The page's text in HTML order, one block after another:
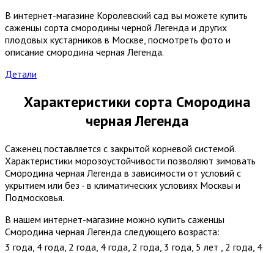
В интернет-магазине Королевский сад вы можете купить
саженцы сорта смородины черной Легенда и других
плодовых кустарников в Москве, посмотреть фото и
описание смородина черная Легенда.
Детали
Характеристики сорта Смородина
черная Легенда
Саженец поставляется с закрытой корневой системой.
Характеристики морозоустойчивости позволяют зимовать
Смородина черная Легенда в зависимости от условий с
укрытием или без - в климатических условиях Москвы и
Подмосковья.
В нашем интернет-магазине можно купить саженцы
Смородина черная Легенда следующего возраста:
3 года 4 года 2 года 4 года 2 года 3 года 5 лет 2 года 4